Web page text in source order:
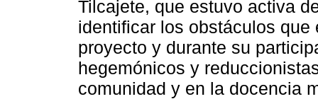
Tilcajete, que estuvo activa
identificar los obstáculos que
proyecto y durante su
hegemónicos y
comunidad y en la docencia